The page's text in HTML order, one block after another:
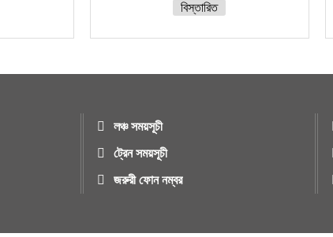
বিস্তারিত
লঞ্চ সময়সূচী
ট্রেন সময়সূচী
জরুরী ফোন নম্বর